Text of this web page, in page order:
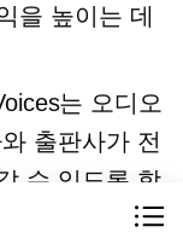
을 높이는 데
는 오디오
출판사가 전
수 있도록 합